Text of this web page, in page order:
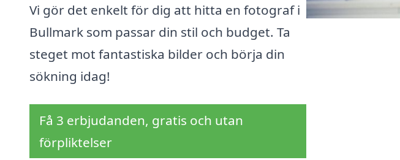
Vi gör det enkelt för dig att hitta en fotograf i
Bullmark som passar din stil och budget. Ta
steget mot fantastiska bilder och börja din
sökning idag!
Få 3 erbjudanden, gratis och utan
förpliktelser